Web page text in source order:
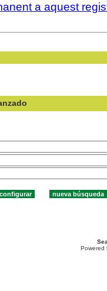
a aquest